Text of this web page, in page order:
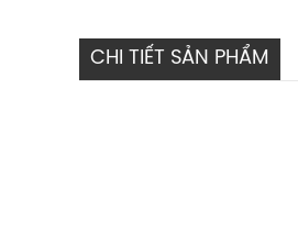
CHI TIẾT SẢN PHẨM